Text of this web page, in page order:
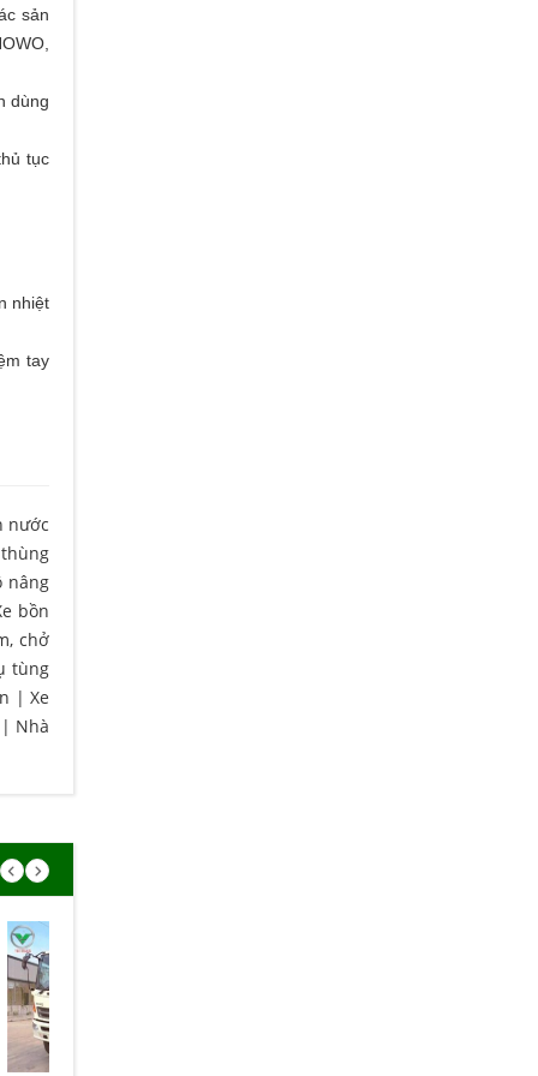
sản
dùng
tục
nhiệt
tay
nước
nâng
bồn
chở
tùng
|Xe
Nhà